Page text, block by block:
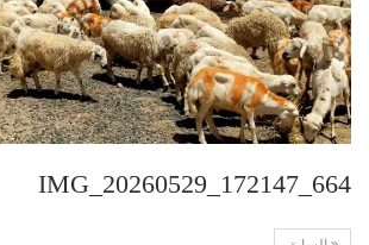
IMG_20260529_172147_664